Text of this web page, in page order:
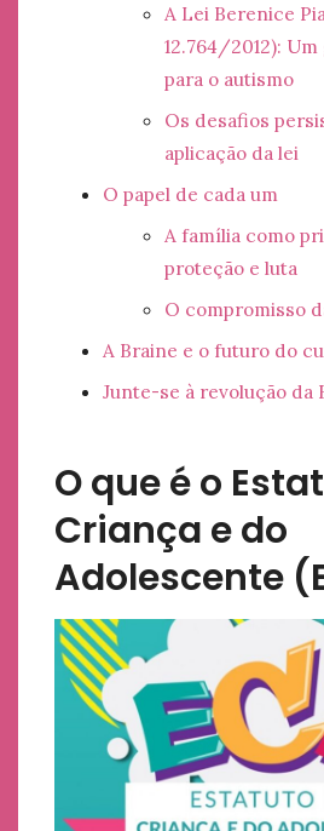
A Lei Berenice
12.764/2012):
para o autismo
Os desafios
aplicação da lei
O papel de cada um
A família como
proteção e luta
O compromisso
A Braine e o futuro do
Junte-se à revolução da
O que é o
Criança e do
Adolescente